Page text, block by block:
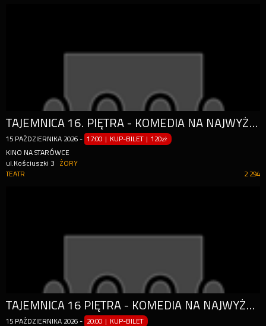
TAJEMNICA 16. PIĘTRA - KOMEDIA NA NAJWYŻSZYM POZIOMIE
15 PAŹDZIERNIKA 2026 - 17:00 | KUP-BILET |120zł
KINO NA STARÓWCE
ul.Kościuszki 3
ŻORY
2 294
TEATR
TAJEMNICA 16 PIĘTRA - KOMEDIA NA NAJWYŻSZYM POZIOMIE
15 PAŹDZIERNIKA 2026 - 20:00 | KUP-BILET